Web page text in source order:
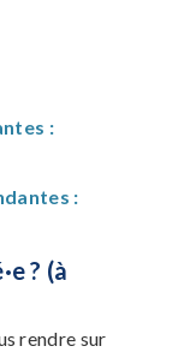
:
:
? (à
rendre sur